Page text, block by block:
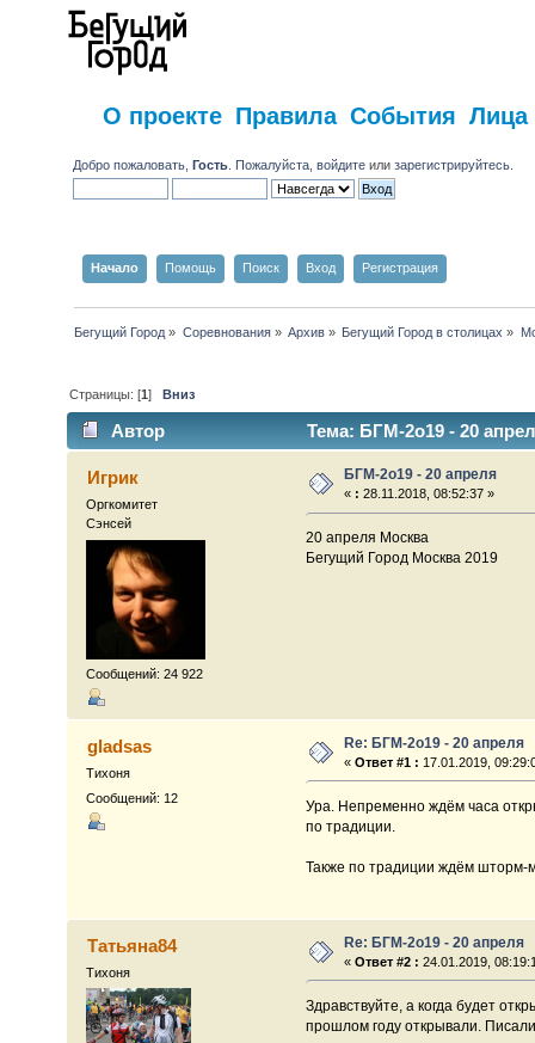
О проекте Правила События Лица
Добро пожаловать,Гость . Пожалуйста,войдите илизарегистрируйтесь
Начало Помощь Поиск Вход Регистрация
Бегущий Город » Соревнования» Архив » Бегущий Город в столицах »
Страницы: [1]Вниз
Автор Тема: БГМ-2о19 - 20
Игрик
Оргкомитет
Сэнсей
Сообщений: 24 922
БГМ-2о19 - 20 апреля
« : 28.11.2018, 08:52:37 »
20 апреля Москва
Бегущий Город Москва 2019
gladsas
Тихоня
Сообщений: 12
Re: БГМ-2о19 - 20 апреля
«Ответ #1 : 17.01.2019,
Ура. Непременно ждём часа
по традиции.
Также по традиции ждём шторм-
Татьяна84
Тихоня
Re: БГМ-2о19 - 20 апреля
«Ответ #2 : 24.01.2019,
Здравствуйте, а когда будет
прошлом году открывали.